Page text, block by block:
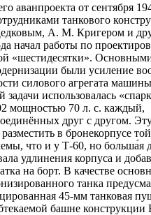
аванпроекта от сентября
танкового
А. М. Кригером и
начал работы по
«шестидесятки».
были усиление
силового агрегата
использовалась
мощностью 70 л. с. каждый,
друг с другом.
в бронекорпусе
что и у Т-60, но больша́я
удлинения корпуса и
на борт. В качестве
танка
45-мм танковая
башне